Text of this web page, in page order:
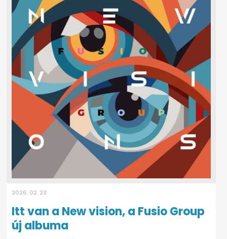
2026. 02. 23
Itt van a New vision, a Fusio Group
új albuma